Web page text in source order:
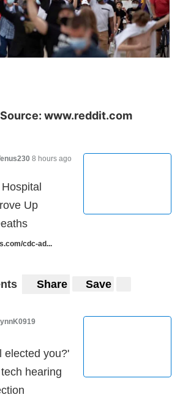
www.reddit.com
8 hours ago
Up
cdc-ad...
Share Save
elected you?'
hearing